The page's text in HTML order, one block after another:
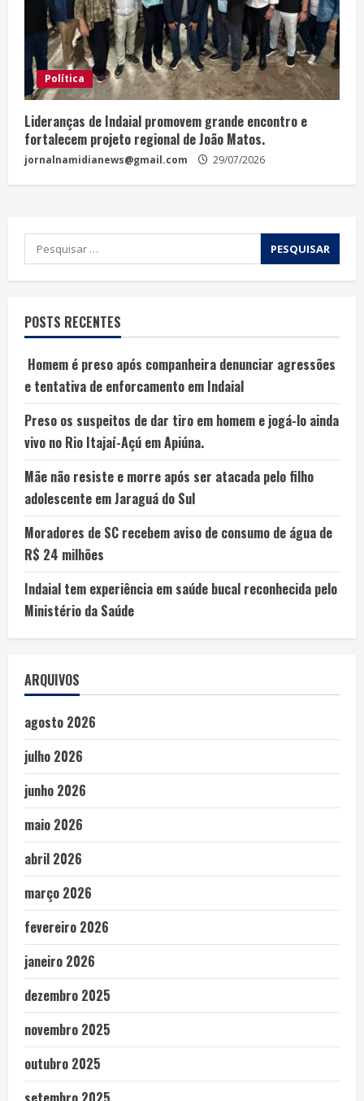
Política
Lideranças de Indaial promovem grande encontro e
fortalecem projeto regional de João Matos.
jornalnamidianews@gmail.com 29/07/2026
POSTS RECENTES
Homem é preso após companheira denunciar agressões
e tentativa de enforcamento em Indaial
Preso os suspeitos de dar tiro em homem e jogá-lo ainda
vivo no Rio Itajaí-Açú em Apiúna.
Mãe não resiste e morre após ser atacada pelo filho
adolescente em Jaraguá do Sul
Moradores de SC recebem aviso de consumo de água de
R$ 24 milhões
Indaial tem experiência em saúde bucal reconhecida pelo
Ministério da Saúde
ARQUIVOS
agosto 2026
julho 2026
junho 2026
maio 2026
abril 2026
março 2026
fevereiro 2026
janeiro 2026
dezembro 2025
novembro 2025
outubro 2025